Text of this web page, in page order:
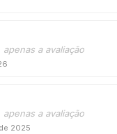
a avaliação
a avaliação
2025